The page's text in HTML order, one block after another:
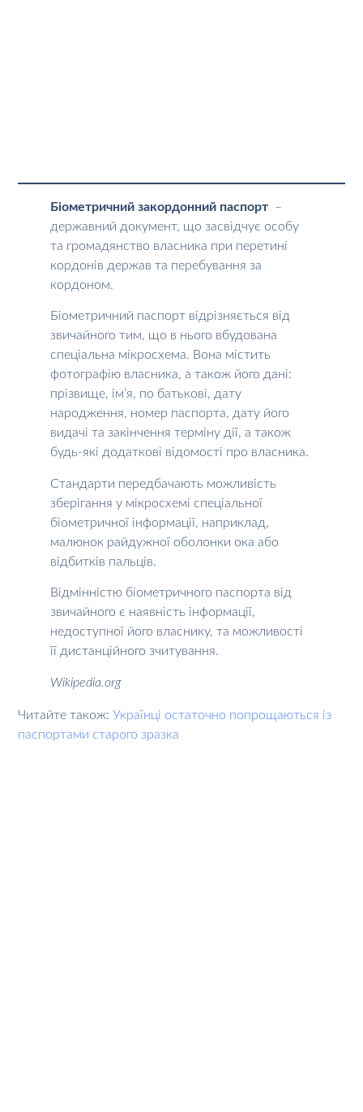
Біометричний закордонний паспорт –
державний документ, що засвідчує особу
та громадянство власника при перетині
кордонів держав та перебування за
кордоном.
Біометричний паспорт відрізняється від
звичайного тим, що в нього вбудована
спеціальна мікросхема. Вона містить
фотографію власника, а також його дані:
прізвище, ім’я, по батькові, дату
народження, номер паспорта, дату його
видачі та закінчення терміну дії, а також
будь-які додаткові відомості про власника.
Стандарти передбачають можливість
зберігання у мікросхемі спеціальної
біометричної інформації, наприклад,
малюнок райдужної оболонки ока або
відбитків пальців.
Відмінністю біометричного паспорта від
звичайного є наявність інформації,
недоступної його власнику, та можливості
її дистанційного зчитування.
Wikipedia.org
Читайте також:Українці остаточно попрощаються із
паспортами старого зразка